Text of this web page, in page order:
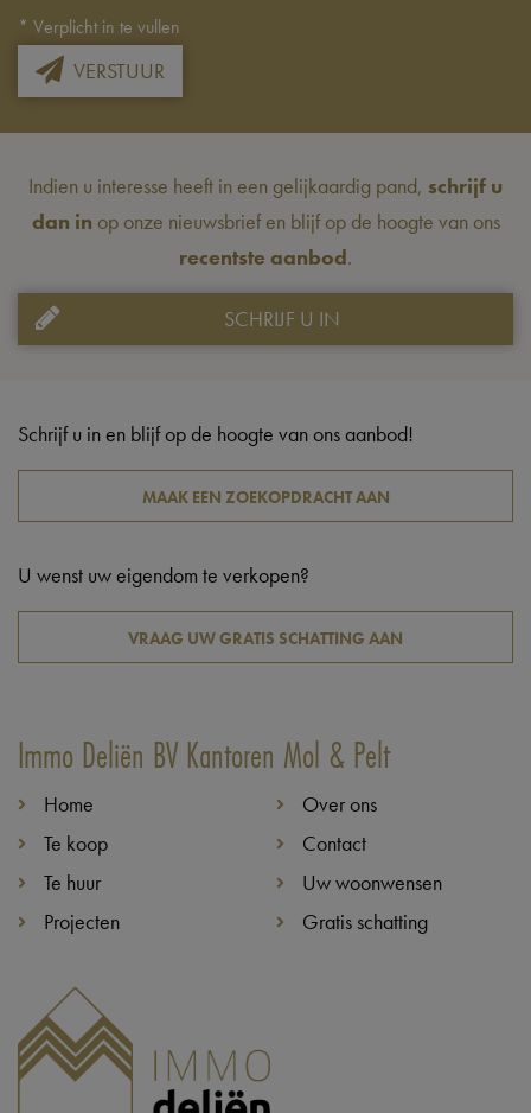
* Verplicht in te vullen
VERSTUUR
Indien u interesse heeft in een gelijkaardig pand, schrijf u
dan in op onze nieuwsbrief en blijf op de hoogte van ons
recentste aanbod.
SCHRIJF U IN
Immo Deliën BV Kantoren Mol & Pelt
Home
Te koop
Te huur
Projecten
Over ons
Contact
Uw woonwensen
Gratis schatting
Schrijf u in en blijf op de hoogte van ons aanbod!
MAAK EEN ZOEKOPDRACHT AAN
U wenst uw eigendom te verkopen?
VRAAG UW GRATIS SCHATTING AAN